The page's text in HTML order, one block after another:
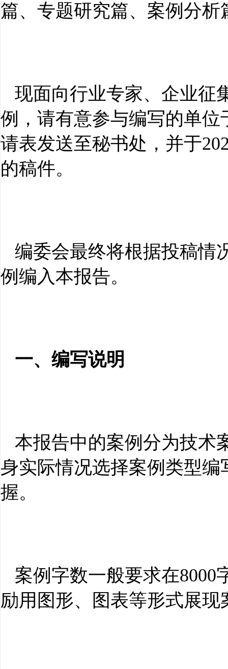
篇、专题研究篇、案例分
现面向行业专家、企业征
例，请有意参与编写的单位
请表发送至秘书处，并于
的稿件。
编委会最终将根据投稿情
例编入本报告。
一、编写说明
本报告中的案例分为技术
身实际情况选择案例类型
握。
案例字数一般要求在8000
励用图形、图表等形式展现